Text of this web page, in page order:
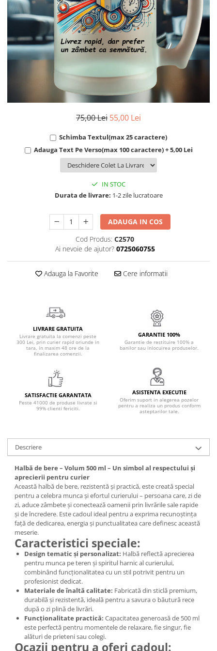
Cadouri Fiu/Fiică
Cadouri Bunici
Cadouri Cumnați
Cadouri Pisici/Câini
Cadouri Meserii&Hobby
Cadouri Apicultori
Cadouri Avocati/Juristi
Cadouri Doctori/Asistente
Cadouri Farmacisti
Cadouri Motociclisti
Cadouri Stomatologi
Cadouri Vanatori/Padurari
Cadre Didactice
75,00 Lei 55,00 Lei
Schimba Textul(max 25 caractere)
Adauga Text Pe Verso(max 100 caractere) + 5,00 Lei
IN STOC
Durata de livrare: 1-2 zile lucratoare
ADAUGA IN COS
Cod Produs: C2570
Ai nevoie de ajutor? 0725060755
Adauga la Favorite Cere informatii
LIVRARE GRATUITA
Livrare gratuita la comenzi peste
300 Lei, prin curier rapid oriunde in
tara, in maxim 48 ore de la
finalizarea comenzii.
GARANTIE 100%
Garantie de restituire 100% a
banilor sau inlocuirea produselor.
SATISFACTIE GARANTATA
Peste 41000 de produse livrate si
99% clienti fericiti.
ASISTENTA EXECUTIE
Oferim suport in alegerea pozelor
pentru a realiza un produs conform
asteptarilor tale.
Descriere
Halbă de bere – Volum 500 ml – Un simbol al respectului și
aprecierii pentru curier
Această halbă de bere, rezistentă și practică, este creată special
pentru a celebra munca și efortul curierului – persoana care, zi de
zi, aduce zâmbete și conectează oamenii prin livrările sale rapide
și de încredere. Este cadoul ideal pentru a exprima recunoștința
față de dedicarea, energia și punctualitatea care definesc această
meserie.
Caracteristici speciale:
Design tematic și personalizat: Halbă reflectă aprecierea
pentru munca pe teren și spiritul harnic al curierului,
combinând funcționalitatea cu un stil potrivit pentru un
profesionist dedicat.
Materiale de înaltă calitate: Fabricată din sticlă premium,
durabilă și rezistentă, ideală pentru a savura o băutură rece
după o zi plină de livrări.
Funcționalitate practică: Capacitatea generoasă de 500 ml
este perfectă pentru momentele de relaxare, fie singur, fie
alături de prieteni sau colegi.
Ocazii pentru a oferi cadoul: